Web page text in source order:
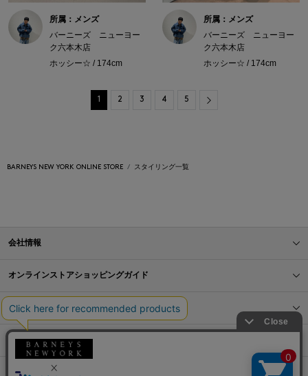
所属：メンズ
バーニーズ ニューヨー
ク六本木店
ホッシー☆ / 174cm
所属：メンズ
バーニーズ ニューヨー
ク六本木店
ホッシー☆ / 174cm
1 2 3 4 5 Next
BARNEYS NEW YORK ONLINE STORE スタイリング一覧
会社情報
オンラインストアショッピングガイド
店舗情報
サービス